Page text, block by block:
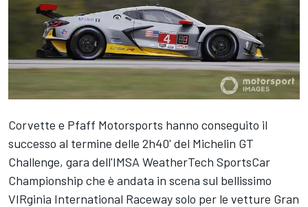
Corvette e Pfaff Motorsports hanno conseguito il
successo al termine delle 2h40' del Michelin GT
Challenge, gara dell'IMSA WeatherTech SportsCar
Championship che è andata in scena sul bellissimo
VIRginia International Raceway solo per le vetture Gran